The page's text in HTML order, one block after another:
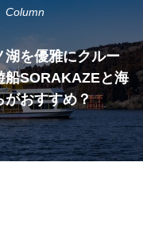
Column
湖を優雅にクルー
船SORAKAZEと海
がおすすめ？